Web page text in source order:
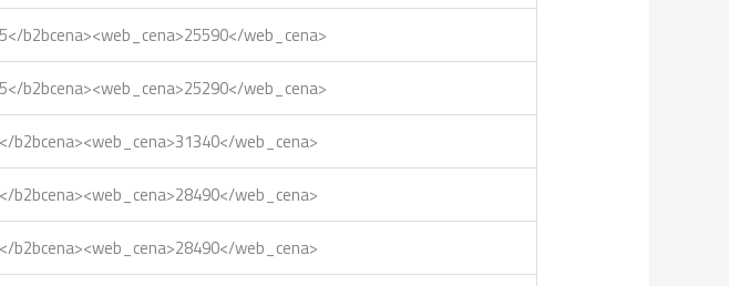
b2bcena><web_cena>25590</web_cena>
b2bcena><web_cena>25290</web_cena>
b2bcena><web_cena>31340</web_cena>
b2bcena><web_cena>28490</web_cena>
b2bcena><web_cena>28490</web_cena>